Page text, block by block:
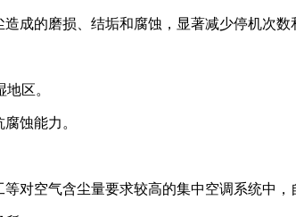
成的磨损、结垢和腐蚀，显著减少停机次数
区。
蚀能力。
对空气含尘量要求较高的集中空调系统中，